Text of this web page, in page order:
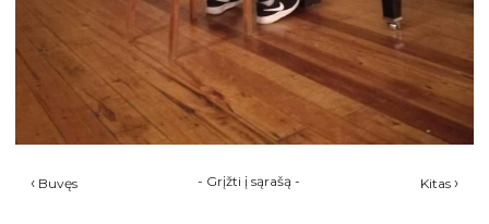
‹ Buvęs - Grįžti į sąrašą - Kitas ›